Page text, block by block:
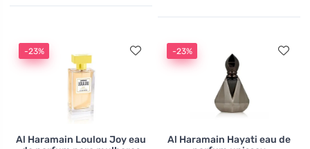
-23%
Al Haramain Loulou Joy eau
-23%
Al Haramain Hayati eau de